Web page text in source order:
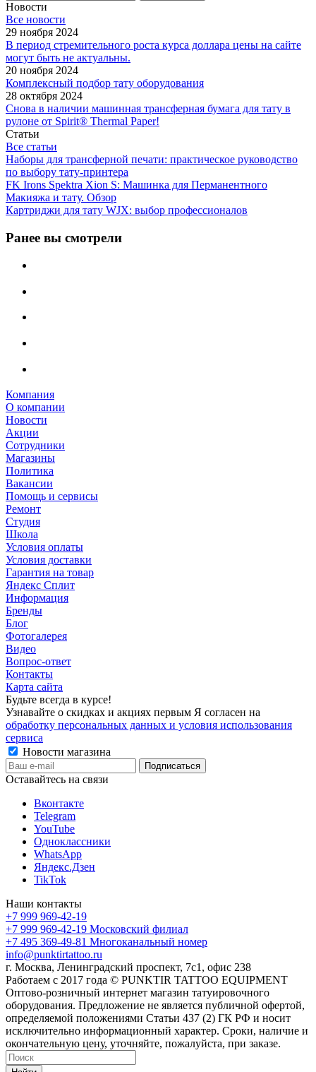
Новости
Все новости
29 ноября 2024
В период стремительного роста курса доллара цены на сайте
могут быть не актуальны.
20 ноября 2024
Комплексный подбор тату оборудования
28 октября 2024
Снова в наличии машинная трансферная бумага для тату в
рулоне от Spirit® Thermal Paper!
Статьи
Все статьи
Наборы для трансферной печати: практическое руководство
по выбору тату‑принтера
FK Irons Spektra Xion S: Машинка для Перманентного
Макияжа и тату. Обзор
Картриджи для тату WJX: выбор профессионалов
Ранее вы смотрели
Компания
О компании
Новости
Акции
Сотрудники
Магазины
Политика
Вакансии
Помощь и сервисы
Ремонт
Студия
Школа
Условия оплаты
Условия доставки
Гарантия на товар
Яндекс Сплит
Информация
Бренды
Блог
Фотогалерея
Видео
Вопрос-ответ
Контакты
Карта сайта
Будьте всегда в курсе!
Узнавайте о скидках и акциях первым Я согласен на
обработку персональных данных и условия использования
сервиса
Новости магазина
Оставайтесь на связи
Вконтакте
Telegram
YouTube
Одноклассники
WhatsApp
Яндекс.Дзен
TikTok
Наши контакты
+7 999 969-42-19
+7 999 969-42-19 Московский филиал
+7 495 369-49-81 Многоканальный номер
info@punktirtattoo.ru
г. Москва, Ленинградский проспект, 7с1, офис 238
Работаем с 2017 года © PUNKTIR TATTOO EQUIPMENT
Оптово-розничный интернет магазин татуировочного
оборудования. Предложение не является публичной офертой,
определяемой положениями Статьи 437 (2) ГК РФ и носит
исключительно информационный характер. Сроки, наличие и
окончательную цену, уточняйте, пожалуйста, при заказе.